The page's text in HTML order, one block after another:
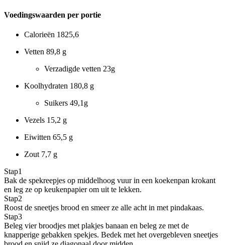
Voedingswaarden per portie
Calorieën 1825,6
Vetten 89,8 g
Verzadigde vetten 23g
Koolhydraten 180,8 g
Suikers 49,1g
Vezels 15,2 g
Eiwitten 65,5 g
Zout 7,7 g
Stap1
Bak de spekreepjes op middelhoog vuur in een koekenpan krokant
en leg ze op keukenpapier om uit te lekken.
Stap2
Roost de sneetjes brood en smeer ze alle acht in met pindakaas.
Stap3
Beleg vier broodjes met plakjes banaan en beleg ze met de
knapperige gebakken spekjes. Bedek met het overgebleven sneetjes